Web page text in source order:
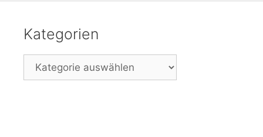
Kategorien
Kategorien